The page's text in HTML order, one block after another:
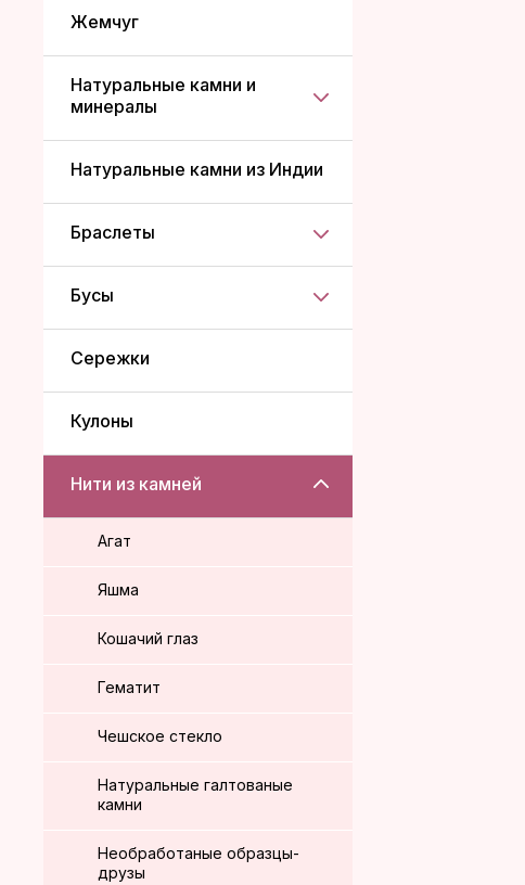
Жемчуг
Натуральные камни и
минералы
Натуральные камни из Индии
Браслеты
Бусы
Сережки
Кулоны
Нити из камней
Агат
Яшма
Кошачий глаз
Гематит
Чешское стекло
Натуральные галтованые
камни
Необработаные образцы-
друзы